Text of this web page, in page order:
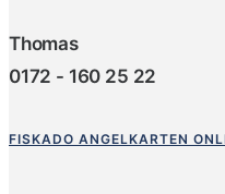
Thomas
0172 - 160 25 22
FISKADO ANGELKARTEN